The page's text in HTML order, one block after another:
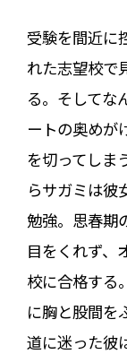
受験を間近に
れた志望校で
る。そしてな
ートの奥めが
を切ってしま
らサガミは彼
勉強。思春期
目をくれず、
校に合格する
に胸と股間を
道に迷った彼